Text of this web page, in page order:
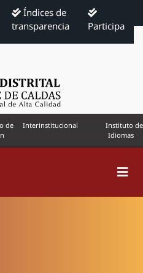
Índices de
transparencia
Participa
de
Interinstitucional
Instituto de
Idiomas